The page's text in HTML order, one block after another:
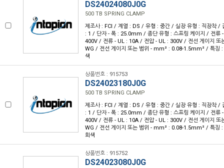
DS24024080J0G
500 TB SPRING CLAMP
제조사 : FCI / 계열 : DS / 유형 : 중간 / 실장 유형 : 직장착 /
: 1 / 단자 - 폭 : 25.0mm / 종단 유형 : 스프링 케이지 / 전류
400V / 전류 - UL : 10A / 전압 - UL : 300V / 전선 게이지 또
WG / 전선 게이지 또는 범위 - mm² : 0.08-1.5mm² / 특징 :
색
상품번호 : 915753
DS24023180J0G
500 TB SPRING CLAMP
제조사 : FCI / 계열 : DS / 유형 : 중간 / 실장 유형 : 직장착 /
: 1 / 단자 - 폭 : 25.0mm / 종단 유형 : 스프링 케이지 / 전류
400V / 전류 - UL : 10A / 전압 - UL : 300V / 전선 게이지 또
WG / 전선 게이지 또는 범위 - mm² : 0.08-1.5mm² / 특징 :
회색
상품번호 : 915752
DS24023080J0G